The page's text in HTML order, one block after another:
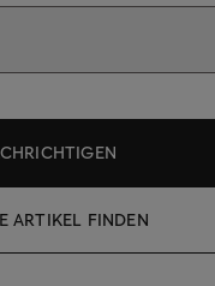
ARTIKEL FINDEN